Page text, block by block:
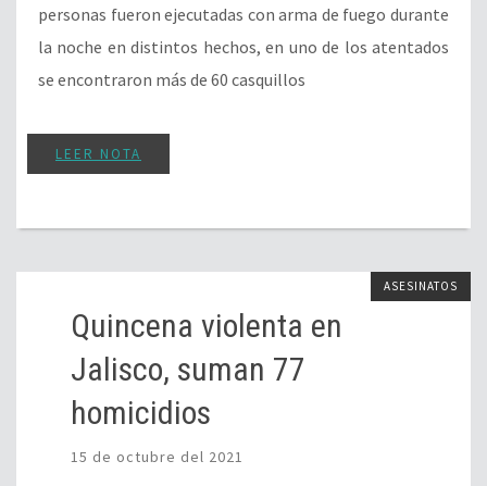
personas fueron ejecutadas con arma de fuego durante
la noche en distintos hechos, en uno de los atentados
se encontraron más de 60 casquillos
LEER NOTA
ASESINATOS
Quincena violenta en
Jalisco, suman 77
homicidios
15 de octubre del 2021